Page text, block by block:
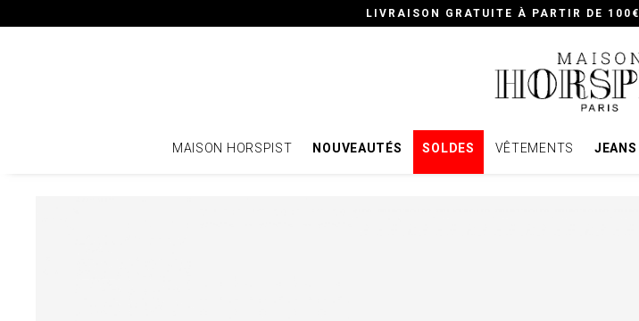
LIVRAISON GRATUITE À PARTIR DE 100€
MAISON HORSPIST NOUVEAUTÉS SOLDES VÊTEMENTS JEANS